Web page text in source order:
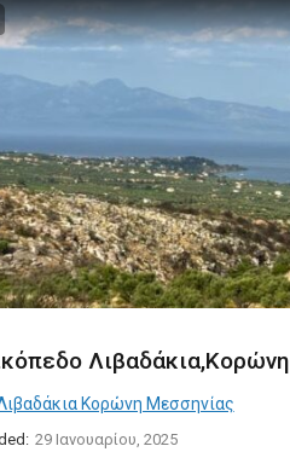
Λιβαδάκια,Κορώνη
Κορώνη Μεσσηνίας
29 Ιανουαρίου, 2025